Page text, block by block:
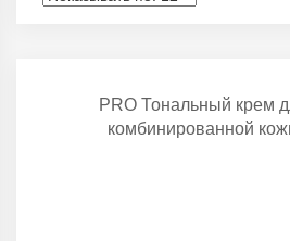
PRO Тональный крем
комбинированной